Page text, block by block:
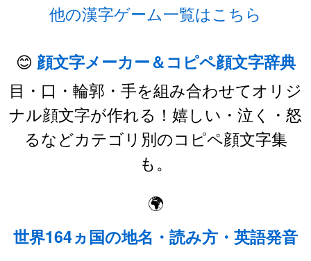
他の漢字ゲーム一覧はこちら
😊 顔文字メーカー＆コピペ顔文字辞典
目・口・輪郭・手を組み合わせてオリジ
ナル顔文字が作れる！嬉しい・泣く・怒
るなどカテゴリ別のコピペ顔文字集
も。
🌍
世界164ヵ国の地名・読み方・英語発音